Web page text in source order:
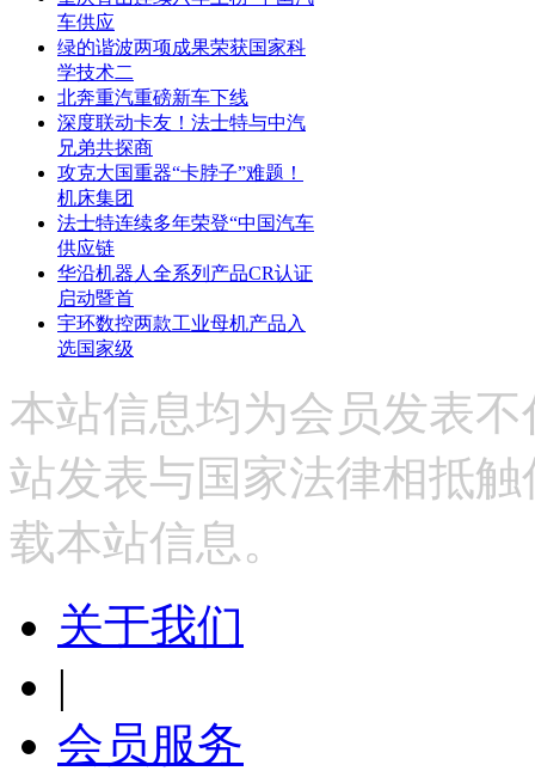
车供应
绿的谐波两项成果荣获国家科
学技术二
北奔重汽重磅新车下线
深度联动卡友！法士特与中汽
兄弟共探商
攻克大国重器“卡脖子”难题！
机床集团
法士特连续多年荣登“中国汽车
供应链
华沿机器人全系列产品CR认证
启动暨首
宇环数控两款工业母机产品入
选国家级
本站信息均为会员发表
站发表与国家法律相抵
载本站信息。
关于我们
|
会员服务